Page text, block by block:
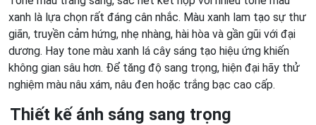
xanh là lựa chọn rất đáng cân nhắc. Màu xanh lam tạo sự thư
giãn, truyền cảm hứng, nhẹ nhàng, hài hòa và gần gũi với đại
dương. Hay tone màu xanh lá cây sáng tạo hiệu ứng khiến
không gian sâu hơn. Để tăng độ sang trọng, hiện đại hãy thử
nghiệm màu nâu xám, nâu đen hoặc trắng bạc cao cấp.
Thiết kế ánh sáng sang trọng